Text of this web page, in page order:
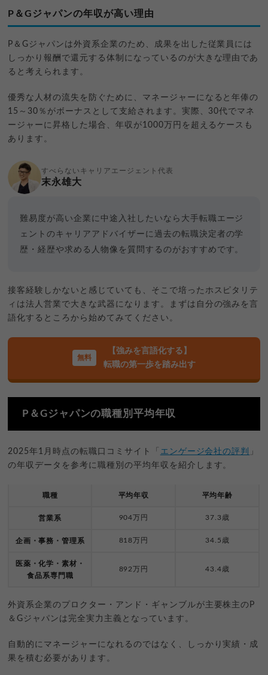
P＆Gジャパンの年収が高い理由
P＆Gジャパンは外資系企業のため、成果を出した従業員には
しっかり報酬で還元する体制になっているのが大きな理由であ
ると考えられます。
優秀な人材の流失を防ぐために、マネージャーになると年俸の
15～30％がボーナスとして支給されます。実際、30代でマネ
ージャーに昇格した場合、年収が1000万円を超えるケースも
あります。
すべらないキャリアエージェント代表
末永雄大
難易度が高い企業に中途入社したいなら大手転職エージ
ェントのキャリアアドバイザーに過去の転職決定者の学
歴・経歴や求める人物像を質問するのがおすすめです。
接客経験しかないと感じていても、そこで培ったホスピタリテ
ィは法人営業で大きな武器になります。まずは自分の強みを言
語化するところから始めてみてください。
【強みを言語化する】
転職の第一歩を踏み出す
P＆Gジャパンの職種別平均年収
2025年1月時点の転職口コミサイト「 エンゲージ会社の評判
」
の年収データを参考に職種別の平均年収を紹介します。
職種 平均年収 平均年齢
営業系 904万円 37.3歳
企画・事務・管理系 818万円 34.5歳
医薬・化学・素材・
食品系専門職
892万円 43.4歳
外資系企業のプロクター・アンド・ギャンブルが主要株主のP
＆Gジャパンは完全実力主義となっています。
自動的にマネージャーになれるのではなく、しっかり実績・成
果を積む必要があります。